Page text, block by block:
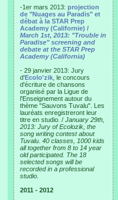
-1er mars 2013: projection
de "Nuages au Paradis" et
débat à la STAR Prep
Academy (Californie) /
March 1st, 2013: "Trouble in
Paradise" screening and
debate at the STAR Prep
Academy (California)
- 29 janvier 2013: Jury
d'Ecolo'zik , le concours
d'écriture de chansons
organisé par la Ligue de
l'Enseignement autour du
thème "Sauvons Tuvalu". Les
lauréats enregistreront leur
titre en studio. / January 29th,
2013: Jury of Ecolozik, the
song writing contest about
Tuvalu. 40 classes, 1000 kids
all together from 8 to 14 year
old participated. The 18
selected songs will be
recorded in a professional
studio.
2011 - 2012